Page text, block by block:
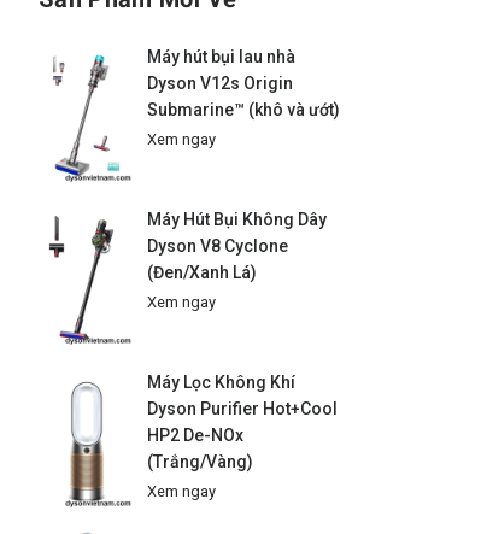
Máy hút bụi lau nhà
Dyson V12s Origin
Submarine™ (khô và ướt)
Xem ngay
Máy Hút Bụi Không Dây
Dyson V8 Cyclone
(Đen/Xanh Lá)
Xem ngay
Máy Lọc Không Khí
Dyson Purifier Hot+Cool
HP2 De-NOx
(Trắng/Vàng)
Xem ngay